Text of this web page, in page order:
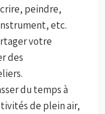
peindre,
etc.
votre
des
du temps à
de plein air,